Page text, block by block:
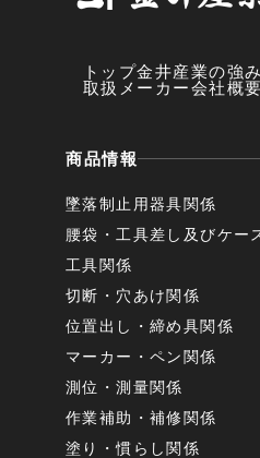
トップ金井産業の強み
取扱メーカー会社概要
商品情報
墜落制止用器具関係
腰袋・工具差し及びケー
工具関係
切断・穴あけ関係
位置出し・締め具関係
マーカー・ペン関係
測位・測量関係
作業補助・補修関係
塗り・慣らし関係